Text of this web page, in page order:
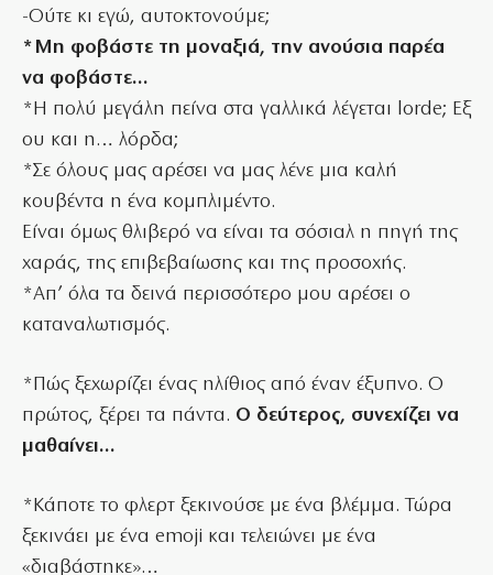
-Ούτε κι εγώ, αυτοκτονούμε;
*Mη φοβάστε τη μοναξιά, την ανούσια παρέα
να φοβάστε…
*Η πολύ μεγάλη πείνα στα γαλλικά λέγεται lorde; Εξ
ου και η… λόρδα;
*Σε όλους μας αρέσει να μας λένε μια καλή
κουβέντα η ένα κομπλιμέντο.
Είναι όμως θλιβερό να είναι τα σόσιαλ η πηγή της
χαράς, της επιβεβαίωσης και της προσοχής.
*Απ’ όλα τα δεινά περισσότερο μου αρέσει ο
καταναλωτισμός.
*Πώς ξεχωρίζει ένας ηλίθιος από έναν έξυπνο. Ο
πρώτος, ξέρει τα πάντα. Ο δεύτερος, συνεχίζει να
μαθαίνει…
*Κάποτε το φλερτ ξεκινούσε με ένα βλέμμα. Τώρα
ξεκινάει με ένα emoji και τελειώνει με ένα
«διαβάστηκε»…